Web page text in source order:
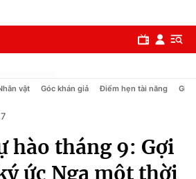
vật Góc khán giả Điểm hẹn tài năng Giải
hào tháng 9: Gợi
ức Nga một thời